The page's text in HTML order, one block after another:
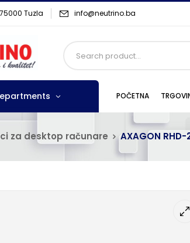
Tuzla info@neutrino.ba
POČETNA
za desktop računare AXAGON